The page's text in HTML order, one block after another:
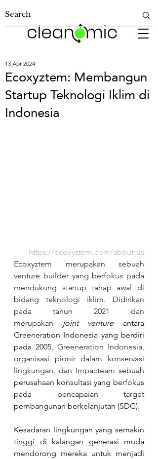
Ecoxyztem: Membangun
Startup Teknologi Iklim di
Indonesia
13 Apr 2024
https://ecoxyztem.com/about-us
Ecoxyztem merupakan sebuah
venture builder yang berfokus pada
mendukung startup tahap awal di
bidang teknologi iklim. Didirikan
pada tahun 2021 dan
merupakan
joint venture antara
Greeneration Indonesia yang berdiri
pada 2005, Greeneration Indonesia,
organisasi pionir dalam konservasi
lingkungan, dan Impacteam sebuah
perusahaan konsultasi yang berfokus
pada pencapaian target
pembangunan berkelanjutan (SDG).
Kesadaran lingkungan yang semakin
tinggi di kalangan generasi muda
mendorong mereka untuk menjadi